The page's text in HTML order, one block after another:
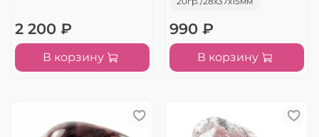
2 200 ₽
В корзину
990 ₽
В корзину